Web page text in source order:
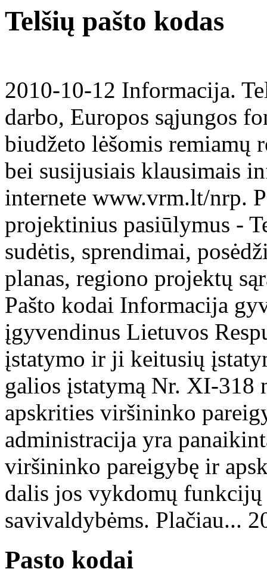
Telšių pašto kodas
2010-10-12 Informacija.
darbo, Europos sąjungos
biudžeto lėšomis
bei susijusiais klausimais
internete www.vrm.lt/nrp.
projektinius pasiūlymus -
sudėtis, sprendimai,
planas, regiono projektų
Pašto kodai Informacija
įgyvendinus Lietuvos
įstatymo ir ji keitusių
galios įstatymą Nr. XI-318
apskrities viršininko
administracija yra
viršininko pareigybę ir
dalis jos vykdomų
savivaldybėms. Plačiau...
Pasto kodai